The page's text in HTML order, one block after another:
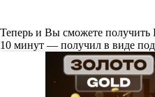
Теперь и Вы сможете
10 минут — получил в виде